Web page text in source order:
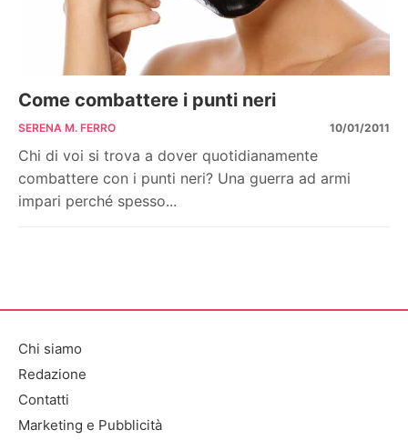
Come combattere i punti neri
SERENA M. FERRO 10/01/2011
Chi di voi si trova a dover quotidianamente
combattere con i punti neri? Una guerra ad armi
impari perché spesso...
Chi siamo
Redazione
Contatti
Marketing e Pubblicità